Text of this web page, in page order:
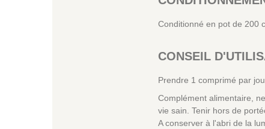
Conditionné en pot de 200
CONSEIL
Prendre 1 comprimé par
Complément alimentaire,
vie sain. Tenir hors de
A conserver à l'abri de la